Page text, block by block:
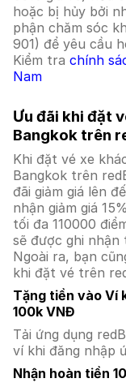
hoặc bị hủy bởi
phận chăm sóc
901) để yêu cầu
Kiểm tra chính
Nam
Ưu đãi khi đặt
Bangkok trên
Khi đặt vé xe
Bangkok trên
đãi giảm giá lên
nhận giảm giá
tối đa 110000
sẽ được ghi
Ngoài ra, bạn
khi đặt vé trên
Tặng tiền vào Ví
100k VNĐ
Tải ứng dụng
ví khi đăng nhập
Nhận hoàn tiền